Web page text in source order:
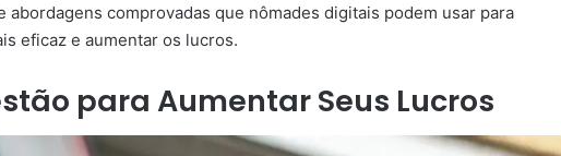
comprovadas que nômades digitais podem usar para
eficaz e aumentar os lucros.
para Aumentar Seus Lucros